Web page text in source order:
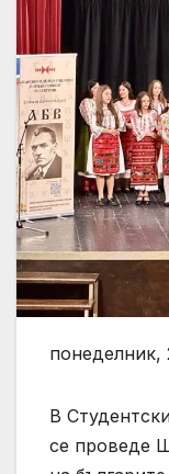
понеделник,
В
се проведе